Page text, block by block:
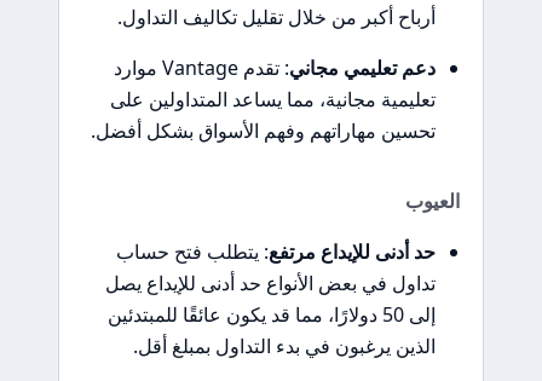
أرباح أكبر من خلال تقليل تكاليف التداول.
دعم تعليمي مجاني
: تقدم Vantage موارد
تعليمية مجانية، مما يساعد المتداولين على
تحسين مهاراتهم وفهم الأسواق بشكل أفضل.
العيوب
حد أدنى للإيداع مرتفع: يتطلب فتح حساب
تداول في بعض الأنواع حد أدنى للإيداع يصل
إلى 50 دولارًا، مما قد يكون عائقًا للمبتدئين
الذين يرغبون في بدء التداول بمبلغ أقل.